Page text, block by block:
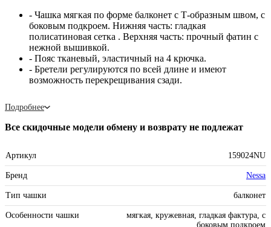
- Чашка мягкая по форме балконет с Т-образным швом, с
боковым подкроем. Нижняя часть: гладкая
полисатиновая сетка . Верхняя часть: прочный фатин с
нежной вышивкой.
- Пояс тканевый, эластичный на 4 крючка.
- Бретели регулируются по всей длине и имеют
возможность перекрещивания сзади.
Подробнее
Все скидочные модели обмену и возврату не подлежат
Артикул 159024NU
Бренд Nessa
Тип чашки балконет
Особенности чашки
мягкая, кружевная, гладкая фактура, с
боковым подкроем